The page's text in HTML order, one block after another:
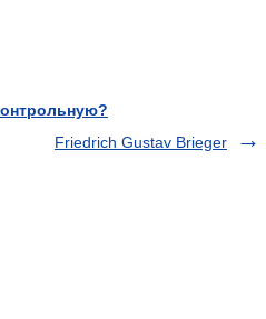
Friedrich Gustav Brieger